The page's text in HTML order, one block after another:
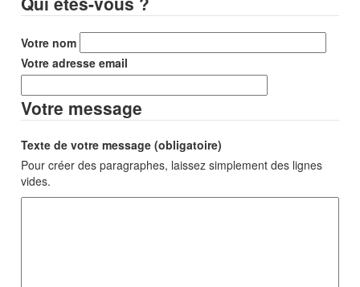
Votre nom
Votre adresse email
Votre message
Texte de votre message (obligatoire)
Pour créer des paragraphes, laissez simplement des lignes
vides.